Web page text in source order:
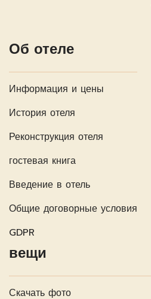
Об отеле
Информация и цены
История отеля
Реконструкция отеля
гостевая книга
Введение в отель
Общие договорные условия
GDPR
вещи
Скачать фото